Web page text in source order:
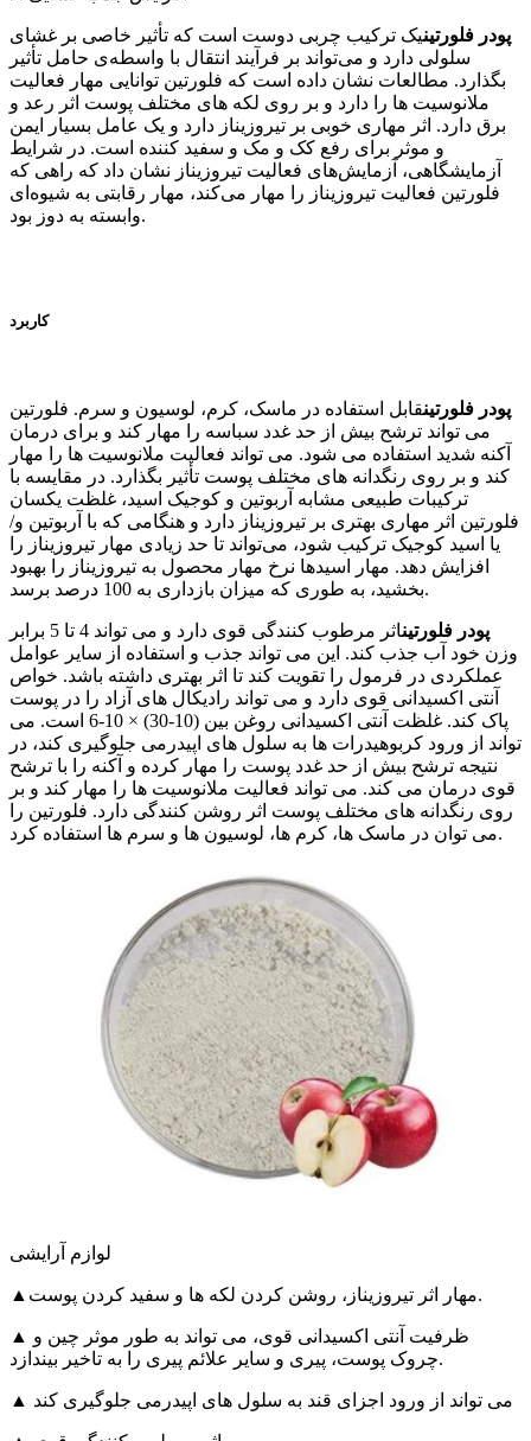
پودر فلورتینیک ترکیب چربی دوست است که تأثیر خاصی بر غشای
سلولی دارد و می‌تواند بر فرآیند انتقال با واسطه‌ی حامل تأثیر
بگذارد. مطالعات نشان داده است که فلورتین توانایی مهار فعالیت
ملانوسیت ها را دارد و بر روی لکه های مختلف پوست اثر رعد و
برق دارد. اثر مهاری خوبی بر تیروزیناز دارد و یک عامل بسیار ایمن
و موثر برای رفع کک و مک و سفید کننده است. در شرایط
آزمایشگاهی، آزمایش‌های فعالیت تیروزیناز نشان داد که راهی که
فلورتین فعالیت تیروزیناز را مهار می‌کند، مهار رقابتی به شیوه‌ای
وابسته به دوز بود.
کاربرد
پودر فلورتینقابل استفاده در ماسک، کرم، لوسیون و سرم. فلورتین
می تواند ترشح بیش از حد غدد سباسه را مهار کند و برای درمان
آکنه شدید استفاده می شود. می تواند فعالیت ملانوسیت ها را مهار
کند و بر روی رنگدانه های مختلف پوست تأثیر بگذارد. در مقایسه با
ترکیبات طبیعی مشابه آربوتین و کوجیک اسید، غلظت یکسان
فلورتین اثر مهاری بهتری بر تیروزیناز دارد و هنگامی که با آربوتین و/
یا اسید کوجیک ترکیب شود، می‌تواند تا حد زیادی مهار تیروزیناز را
افزایش دهد. مهار اسیدها نرخ مهار محصول به تیروزیناز را بهبود
بخشید، به طوری که میزان بازداری به 100 درصد برسد.
پودر فلورتین
اثر مرطوب کنندگی قوی دارد و می تواند 4 تا 5 برابر
وزن خود آب جذب کند. این می تواند جذب و استفاده از سایر عوامل
عملکردی در فرمول را تقویت کند تا اثر بهتری داشته باشد. خواص
آنتی اکسیدانی قوی دارد و می تواند رادیکال های آزاد را در پوست
پاک کند. غلظت آنتی اکسیدانی روغن بین (10-30) × 10-6 است. می
تواند از ورود کربوهیدرات ها به سلول های اپیدرمی جلوگیری کند، در
نتیجه ترشح بیش از حد غدد پوست را مهار کرده و آکنه را با ترشح
قوی درمان می کند. می تواند فعالیت ملانوسیت ها را مهار کند و بر
روی رنگدانه های مختلف پوست اثر روشن کنندگی دارد. فلورتین را
می توان در ماسک ها، کرم ها، لوسیون ها و سرم ها استفاده کرد.
لوازم آرایشی
▲ مهار اثر تیروزیناز، روشن کردن لکه ها و سفید کردن پوست.
▲ ظرفیت آنتی اکسیدانی قوی، می تواند به طور موثر چین و
چروک پوست، پیری و سایر علائم پیری را به تاخیر بیندازد.
▲ می تواند از ورود اجزای قند به سلول های اپیدرمی جلوگیری کند